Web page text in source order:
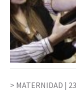
MATERNIDAD |